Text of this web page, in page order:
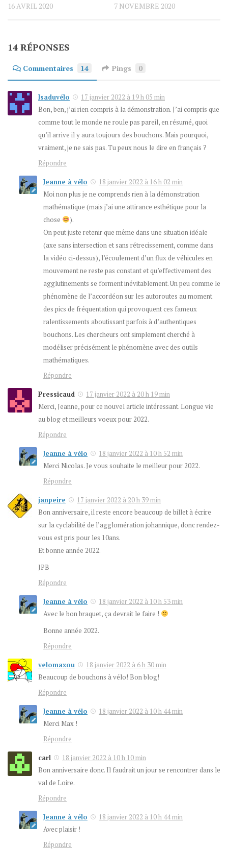
16 AVRIL 2020 7 NOVEMBRE 2020
14 RÉPONSES
Commentaires 14 Pings 0
Isaduvélo
17 janvier 2022 à 19 h 05 min
Bon, ben, j’ai rien compris à la démonstration. J’ai compris que
comme tout le monde ne roule pas pareil, en résumé, quoi
qu’il arrive il y aura toujours des bouchons. Mais pourquoi,
vraiment, je ne sais pas. Tu peux nous le dire en français ?
Répondre
Jeanne à vélo
18 janvier 2022 à 16 h 02 min
Moi non plus je ne comprends rien à la démonstration
mathématique (mais j’ai une attirance esthétique pour la
chose
).
On peut juste retenir que même dans une situation idéale
(axe sans intersection et sans rétrecissement, comme dans
la vidéo ci-dessus), l’écoulement d’un flux de véhicules en
mouvement ne reste pas constant et qu’effectivement des
agglutinements se forment inévitablement. Un peu comme le
phénomène de l’accordéon sur les autoroutes au moment
des pics de fréquentation qui provoquent ces fameux
ralentissements aboutissant parfois à d’authentiques
bouchons. Les chercheurs ont simplement cherché à
modéliser précisément le phénomène avec des outils
mathématiques.
Répondre
Pressicaud
17 janvier 2022 à 20 h 19 min
Merci, Jeanne, pour ce nouvel article intéressant. Longue vie
au blog et meilleurs voeux pour 2022.
Répondre
Jeanne à vélo
18 janvier 2022 à 10 h 52 min
Merci Nicolas. Je vous souhaite le meilleur pour 2022.
Répondre
janpeire
17 janvier 2022 à 20 h 39 min
Bon anniversaire, il reste encore beaucoup de billet à écrire
sur la cyclabilité de l’agglomération johannique, donc rendez-
vous est pris pour les 10ans.
Et bonne année 2022.
JPB
Répondre
Jeanne à vélo
18 janvier 2022 à 10 h 53 min
Avec le bon braquet, ça devrait le faire !
Bonne année 2022.
Répondre
velomaxou
18 janvier 2022 à 6 h 30 min
Beaucoup de bouchons à vélo! Bon blog!
Répondre
Jeanne à vélo
18 janvier 2022 à 10 h 44 min
Merci Max !
Répondre
carl
18 janvier 2022 à 10 h 10 min
Bon anniversaire donc. Il faudrait un jour se rencontrer dans le
val de Loire.
Répondre
Jeanne à vélo
18 janvier 2022 à 10 h 44 min
Avec plaisir !
Répondre